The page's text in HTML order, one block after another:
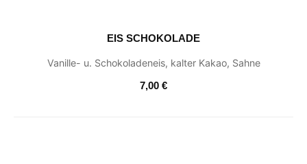
EIS SCHOKOLADE
Vanille- u. Schokoladeneis, kalter Kakao, Sahne
7,00 €